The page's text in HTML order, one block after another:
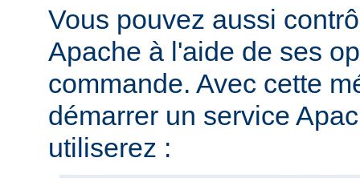
Vous pouvez aussi
Apache à l'aide de ses
commande. Avec cette
démarrer un service
utiliserez :